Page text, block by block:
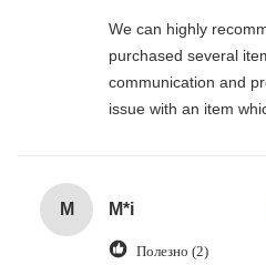
We can highly
purchased several
communication and
issue with an item
M M*i
Полезно (2)